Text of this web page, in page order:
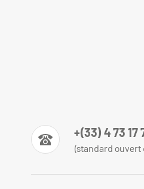
+(33) 4 73 17
(standard ouvert